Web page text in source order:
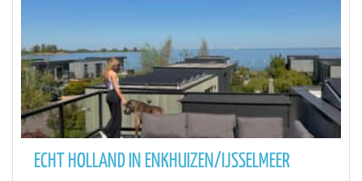
ECHT HOLLAND IN ENKHUIZEN/IJSSELMEER